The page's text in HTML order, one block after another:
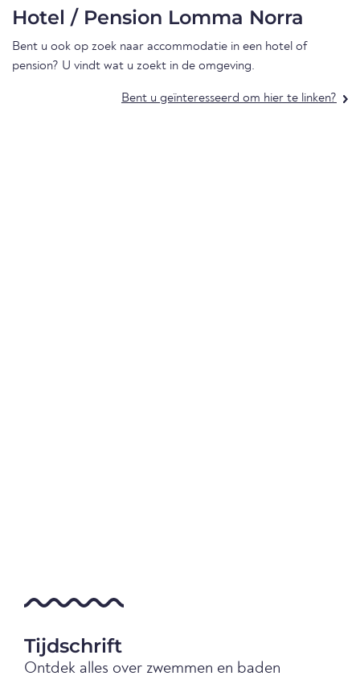
Hotel / Pension Lomma Norra
Bent u ook op zoek naar accommodatie in een hotel of
pension? U vindt wat u zoekt in de omgeving.
Bent u geïnteresseerd om hier te linken?
Tijdschrift
Ontdek alles over zwemmen en baden